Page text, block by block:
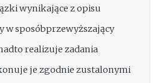
wynikające z opisu
w sposóbprzewyższający
realizuje zadania
je zgodnie zustalonymi